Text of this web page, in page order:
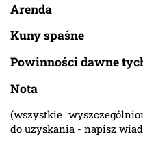
Arenda
Kuny spaśne
Powinności dawne
Nota
(wszystkie
do uzyskania - napisz